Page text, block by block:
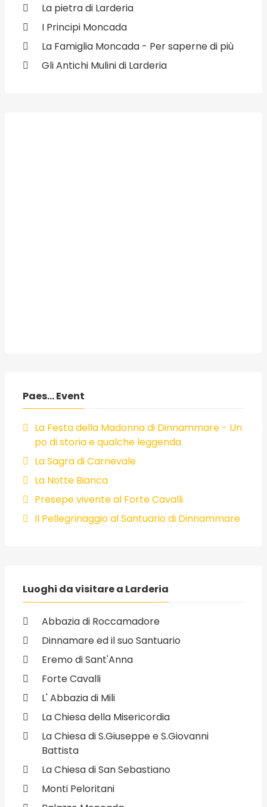
La pietra di Larderia
I Principi Moncada
La Famiglia Moncada - Per saperne di più
Gli Antichi Mulini di Larderia
Paes... Event
La Festa della Madonna di Dinnammare - Un
po di storia e qualche leggenda
La Sagra di Carnevale
La Notte Bianca
Presepe vivente al Forte Cavalli
Il Pellegrinaggio al Santuario di Dinnammare
Luoghi da visitare a Larderia
Abbazia di Roccamadore
Dinnamare ed il suo Santuario
Eremo di Sant'Anna
Forte Cavalli
L' Abbazia di Mili
La Chiesa della Misericordia
La Chiesa di S.Giuseppe e S.Giovanni
Battista
La Chiesa di San Sebastiano
Monti Peloritani